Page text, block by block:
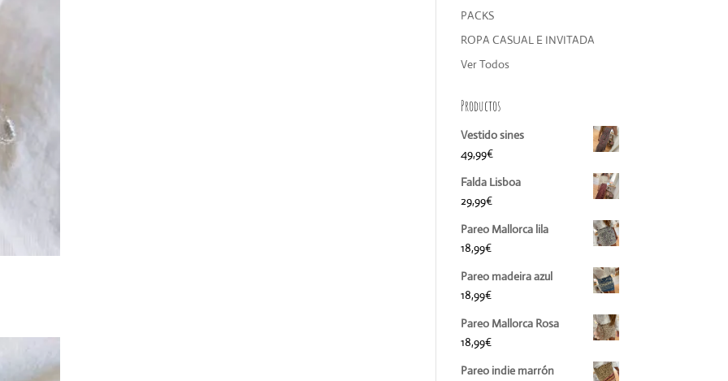
PACKS
ROPA CASUAL E INVITADA
Ver Todos
Productos
Vestido sines
49,99€
Falda Lisboa
29,99€
Pareo Mallorca lila
18,99€
Pareo madeira azul
18,99€
Pareo Mallorca Rosa
18,99€
Pareo indie marrón